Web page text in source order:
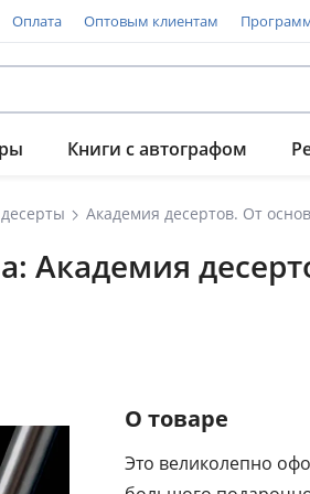
Оплата Оптовым клиентам
Книги с автографом
Академия десертов. От
Академия
О товаре
Это великолепно